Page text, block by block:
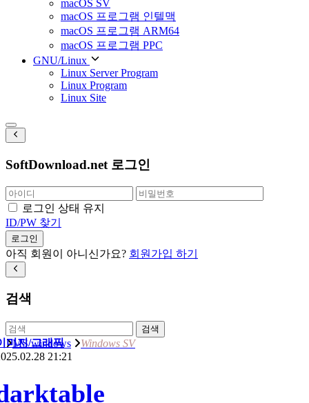
macOS SV
macOS 프로그램 인텔맥
macOS 프로그램 ARM64
macOS 프로그램 PPC
GNU/Linux
Linux Server Program
Linux Program
Linux Site
SoftDownload.net 로그인
로그인 상태 유지
ID/PW 찾기
로그인
아직 회원이 아니신가요? 회원가입 하기
검색
검색
MS windows Windows SV
미지/그래픽
21:21